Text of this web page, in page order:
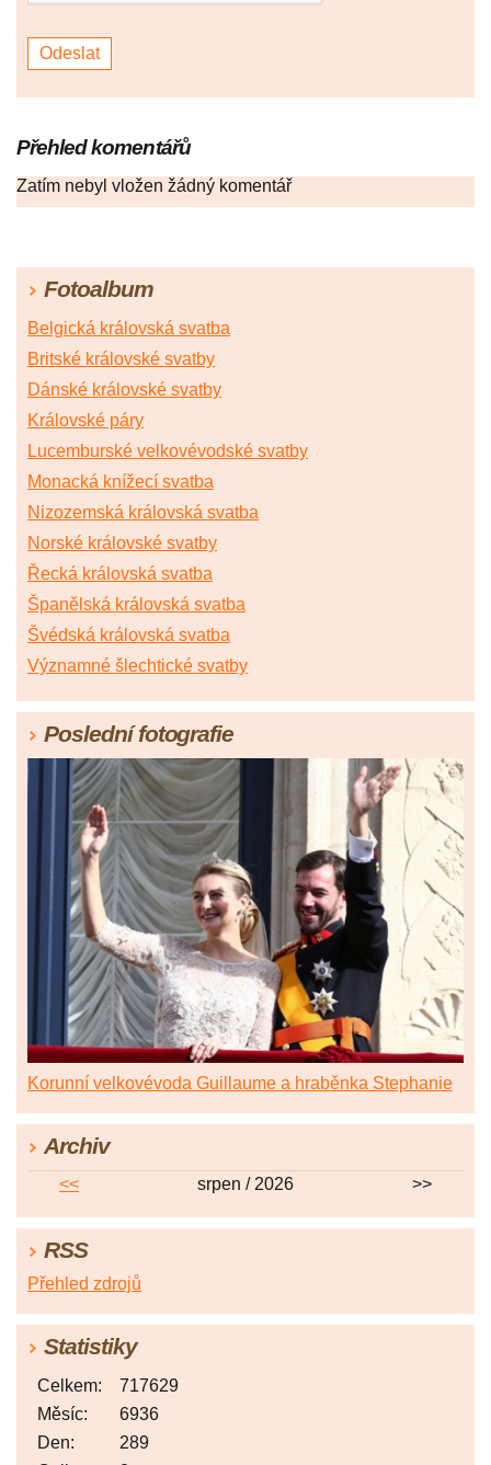
Přehled komentářů
Zatím nebyl vložen žádný komentář
Fotoalbum
Belgická královská svatba
Britské královské svatby
Dánské královské svatby
Královské páry
Lucemburské velkovévodské svatby
Monacká knížecí svatba
Nizozemská královská svatba
Norské královské svatby
Řecká královská svatba
Španělská královská svatba
Švédská královská svatba
Významné šlechtické svatby
Poslední fotografie
Korunní velkovévoda Guillaume a hraběnka Stephanie
Archiv
<< srpen / 2026 >>
RSS
Přehled zdrojů
Statistiky
Celkem:
717629
Měsíc:
6936
Den:
289